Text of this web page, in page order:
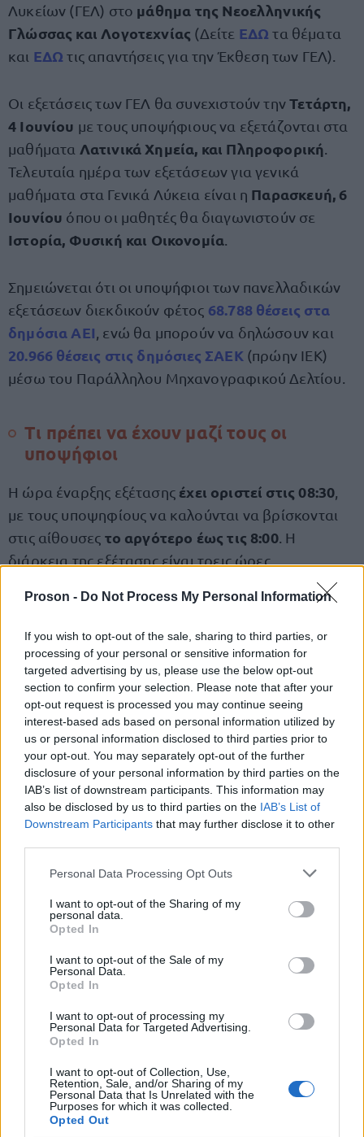
Proson - Do Not Process My Personal Information
If you wish to opt-out of the sale, sharing to third parties, or
processing of your personal or sensitive information for
targeted advertising by us, please use the below opt-out
section to confirm your selection. Please note that after your
opt-out request is processed you may continue seeing
interest-based ads based on personal information utilized by
us or personal information disclosed to third parties prior to
your opt-out. You may separately opt-out of the further
disclosure of your personal information by third parties on the
IAB’s list of downstream participants. This information may
also be disclosed by us to third parties on the IAB’s List of
Downstream Participants that may further disclose it to other
Please note that this website/app uses one or more Google
not limited to your visit or usage behaviour. You may click to
grant or deny consent to Google and its third-party tags to
use your data for below specified purposes in below Google
consent section.
Personal Data Processing Opt Outs
I want to opt-out of the Sharing of my
personal data.
Opted In
I want to opt-out of the Sale of my
Personal Data.
Opted In
I want to opt-out of processing my
Personal Data for Targeted Advertising.
Opted In
I want to opt-out of Collection, Use,
Retention, Sale, and/or Sharing of my
Personal Data that Is Unrelated with the
Purposes for which it was collected.
Opted Out
Λυκείων (ΓΕΛ) στο μάθημα της Νεοελληνικής
Γλώσσας και Λογοτεχνίας (Δείτε ΕΔΩ τα θέματα
και ΕΔΩ τις απαντήσεις για την Έκθεση των ΓΕΛ).
Οι εξετάσεις των ΓΕΛ θα συνεχιστούν τηνΤετάρτη,
4 Ιουνίου με τους υποψήφιους να εξετάζονται στα
μαθήματα Λατινικά Χημεία, και Πληροφορική
Τελευταία ημέρα των εξετάσεων για γενικά
μαθήματα στα Γενικά Λύκεια είναι η Παρασκευή, 6
Ιουνίου όπου οι μαθητές θα διαγωνιστούν σε
Ιστορία, Φυσική και Οικονομία
Σημειώνεται ότι οι υποψήφιοι των πανελλαδικών
εξετάσεων διεκδικούν φέτος 68.788 θέσεις στα
δημόσια ΑΕΙ , ενώ θα μπορούν να δηλώσουν και
20.966 θέσεις στις δημόσιες ΣΑΕΚ (πρώην ΙΕΚ)
μέσω του Παράλληλου Μηχανογραφικού Δελτίου.
Τι πρέπει να έχουν μαζί τους οι
υποψήφιοι
Η ώρα έναρξης εξέτασης έχει οριστεί στις 08:30
με τους υποψηφίους να καλούνται να βρίσκονται
στις αίθουσες το αργότερο έως τις 8:00. Η
διάρκεια της εξέτασης είναι τρεις ώρες.
Οι υποψήφιοι θα πρέπει να προσέλθουν στο
εξεταστικό κέντρο με τα εξής:
Δελτίο αστυνομικής ταυτότητας ή διαβατήριο
Δελτίο εξεταζομένου πανελλαδικών εξετάσεων
Στυλό μπλε ή μαύρου χρώματος (η χρήση
μολυβιού επιτρέπεται μόνο εφόσον
προβλέπεται στις οδηγίες των θεμάτων)
Γεωμετρικά όργανα (όπου απαιτούνται)
Ένα μικρό μπουκάλι νερό ή χυμό
Ρολόι χειρός (όχι smartwatch)
Τι απαγορεύεται αυστηρά
Απαγορεύεται αυστηρά η κατοχή των εξής
αντικειμένων εντός της αίθουσας:
Βιβλία, τετράδια ή σημειώσεις